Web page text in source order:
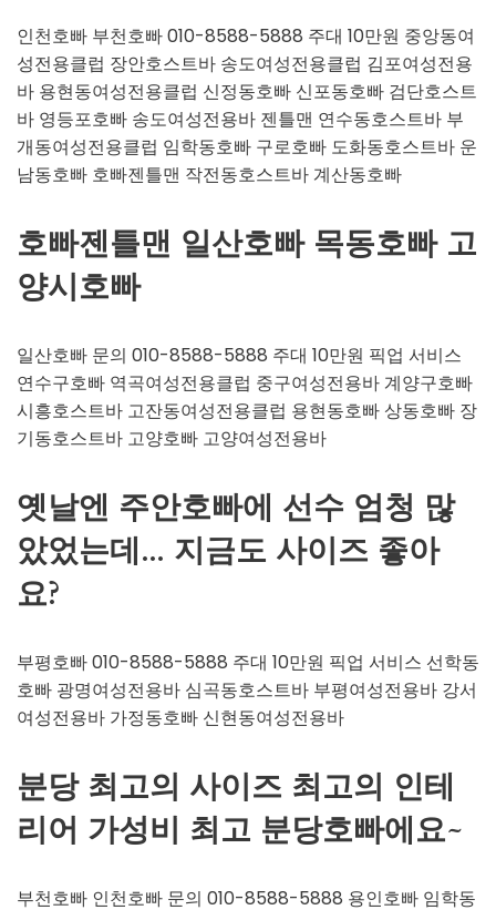
인천호빠 부천호빠 010-8588-5888 주대 10만원 중앙동여
성전용클럽 장안호스트바 송도여성전용클럽 김포여성전용
바 용현동여성전용클럽 신정동호빠 신포동호빠 검단호스트
바 영등포호빠 송도여성전용바 젠틀맨 연수동호스트바 부
개동여성전용클럽 임학동호빠 구로호빠 도화동호스트바 운
남동호빠 호빠젠틀맨 작전동호스트바 계산동호빠
호빠젠틀맨 일산호빠 목동호빠 고
양시호빠
일산호빠 문의 010-8588-5888 주대 10만원 픽업 서비스
연수구호빠 역곡여성전용클럽 중구여성전용바 계양구호빠
시흥호스트바 고잔동여성전용클럽 용현동호빠 상동호빠 장
기동호스트바 고양호빠 고양여성전용바
옛날엔 주안호빠에 선수 엄청 많
았었는데… 지금도 사이즈 좋아
요?
부평호빠 010-8588-5888 주대 10만원 픽업 서비스 선학동
호빠 광명여성전용바 심곡동호스트바 부평여성전용바 강서
여성전용바 가정동호빠 신현동여성전용바
분당 최고의 사이즈 최고의 인테
리어 가성비 최고 분당호빠에요~
부천호빠 인천호빠 문의 010-8588-5888 용인호빠 임학동